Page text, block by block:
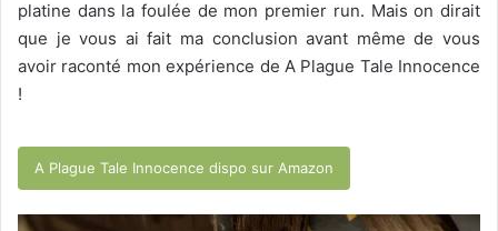
platine dans la foulée de mon premier run. Mais on dirait
que je vous ai fait ma conclusion avant même de vous
avoir raconté mon expérience de A Plague Tale Innocence
!
A Plague Tale Innocence dispo sur Amazon